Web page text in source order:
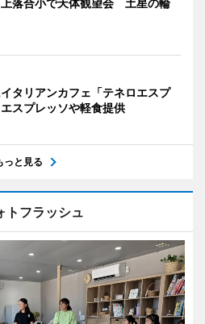
上落合小で天体観望会 土星の輪
タリアンカフェ「テネロエスプ
スプレッソや軽食提供
っと見る
トフラッシュ